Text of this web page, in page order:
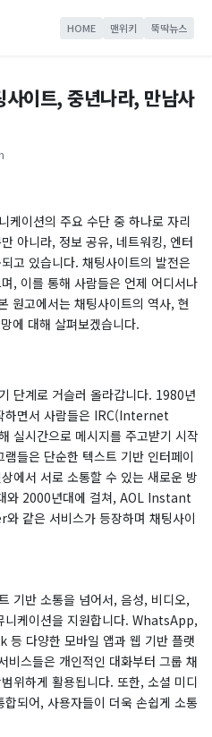
HOME 맨위키 뚝딱뉴스
이트, 중년나라, 만남사
케이션의 주요 수단 중 하나로 자리
아니라, 정보 공유, 네트워킹, 엔터
고 있습니다. 채팅사이트의 발전은
, 이를 통해 사람들은 언제 어디서나
원고에서는 채팅사이트의 역사, 현
에 대해 살펴보겠습니다.
단계로 거슬러 올라갑니다. 1980년
하면서 사람들은 IRC(Internet
실시간으로 메시지를 주고받기 시작
들은 단순한 텍스트 기반 인터페이
에서 서로 소통할 수 있는 새로운 방
와 2000년대에 걸쳐, AOL Instant
같은 서비스가 등장하며 채팅사이
기반 소통을 넘어서, 음성, 비디오,
니케이션을 지원합니다. WhatsApp,
다양한 모바일 앱과 웹 기반 플랫
비스들은 개인적인 대화부터 그룹 채
위하게 활용됩니다. 또한, 소셜 미디
되어, 사용자들이 더욱 손쉽게 소통